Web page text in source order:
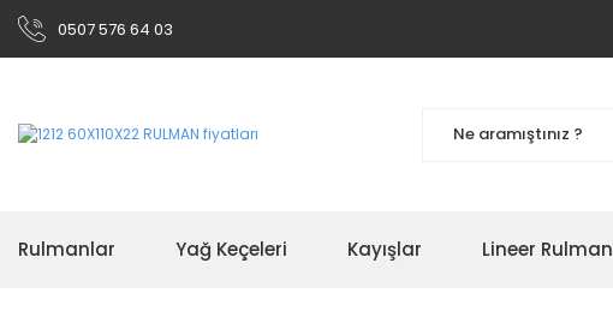
0507 576 64 03
Rulmanlar Yağ Keçeleri Kayışlar Lineer Rulman